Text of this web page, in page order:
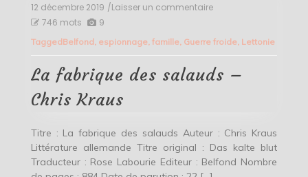
12 décembre 2019 /Laisser un commentaireon
des
–
Chris
746 mots 9
TaggedBelfond, espionnage, famille, Guerre froide, Lettonie
La fabrique des salauds –
Chris Kraus
Titre : La fabrique des salauds Auteur : Chris Kraus
Littérature allemande Titre original : Das kalte blut
Traducteur : Rose Labourie Editeur : Belfond Nombre